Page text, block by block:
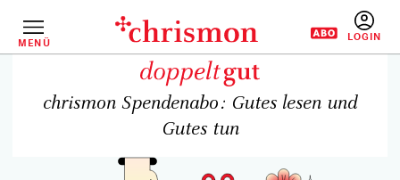
InhaltMENÜ
chrismon Spendenabo: Gutes lesen und
Gutes tun